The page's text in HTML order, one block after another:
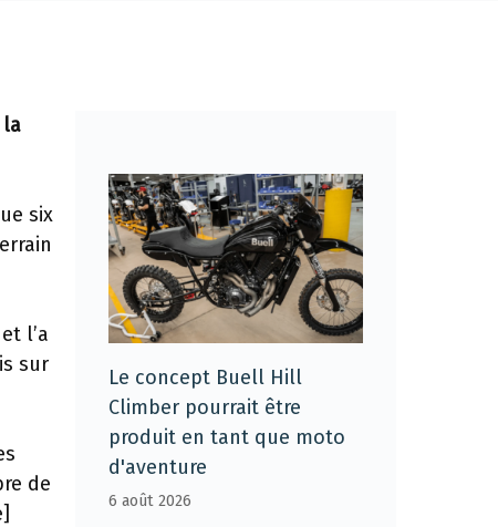
la
six
l’a
sur
de
Le concept Buell Hill
Climber pourrait être
produit en tant que moto
d'aventure
6 août 2026